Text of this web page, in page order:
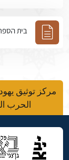
בית הספר
مركز توثيق
الحرب